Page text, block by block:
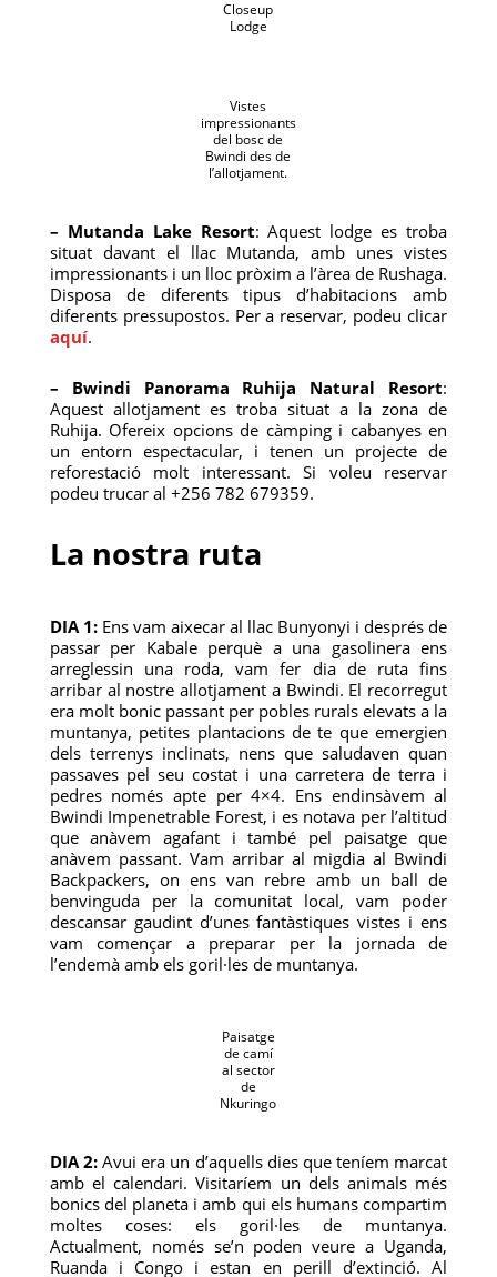
Closeup
Lodge
Vistes
impressionants
del bosc de
Bwindi des de
l’allotjament.
– Mutanda Lake Resort: Aquest lodge es troba
situat davant el llac Mutanda, amb unes vistes
impressionants i un lloc pròxim a l’àrea de Rushaga.
Disposa de diferents tipus d’habitacions amb
diferents pressupostos. Per a reservar, podeu clicar
aquí.
– Bwindi Panorama Ruhija Natural Resort:
Aquest allotjament es troba situat a la zona de
Ruhija. Ofereix opcions de càmping i cabanyes en
un entorn espectacular, i tenen un projecte de
reforestació molt interessant. Si voleu reservar
podeu trucar al +256 782 679359.
La nostra ruta
DIA 1:Ens vam aixecar al llac Bunyonyi i després de
passar per Kabale perquè a una gasolinera ens
arreglessin una roda, vam fer dia de ruta fins
arribar al nostre allotjament a Bwindi. El recorregut
era molt bonic passant per pobles rurals elevats a la
muntanya, petites plantacions de te que emergien
dels terrenys inclinats, nens que saludaven quan
passaves pel seu costat i una carretera de terra i
pedres només apte per 4×4. Ens endinsàvem al
Bwindi Impenetrable Forest, i es notava per l’altitud
que anàvem agafant i també pel paisatge que
anàvem passant. Vam arribar al migdia al Bwindi
Backpackers, on ens van rebre amb un ball de
benvinguda per la comunitat local, vam poder
descansar gaudint d’unes fantàstiques vistes i ens
vam començar a preparar per la jornada de
l’endemà amb els goril·les de muntanya.
Paisatge
de camí
al sector
de
Nkuringo
DIA 2:Avui era un d’aquells dies que teníem marcat
amb el calendari. Visitaríem un dels animals més
bonics del planeta i amb qui els humans compartim
moltes coses: els goril·les de muntanya.
Actualment, només se’n poden veure a Uganda,
Ruanda i Congo i estan en perill d’extinció. Al